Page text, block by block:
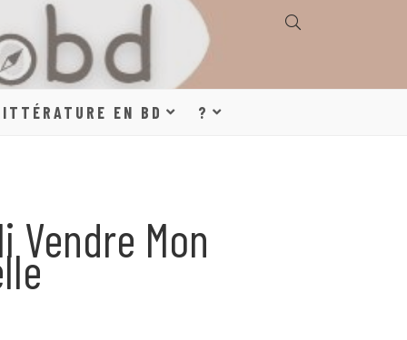
GÉOGRAPHIE,
LITTÉRATURE
DESSINÉE
EN BD ?
Vendre Mon